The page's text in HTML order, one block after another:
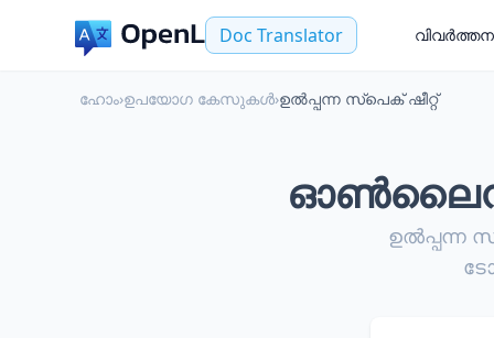
Doc Translator
ഹോം›ഉപയോഗ കേസുകൾ›ഉൽപ്പന്ന സ്പെക് ഷീറ്റ്
ഓൺലൈൻ
ഉൽപ്പന്ന